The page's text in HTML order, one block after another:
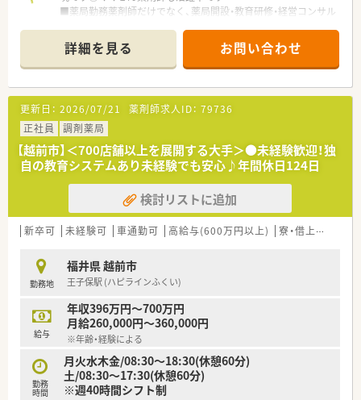
■薬局勤務薬剤師だけでなく、薬局開設・教育研修・経営コンサル
詳細を見る お問い合わせ
更新日： 2026/07/21 薬剤師求人ID： 79736
正社員
調剤薬局
【越前市】＜700店舗以上を展開する大手＞●未経験歓迎！独
自の教育システムあり未経験でも安心♪年間休日124日
検討リストに追加
新卒可 未経験可 車通勤可 高給与(600万円以上) 寮・借上社宅あり
勤務地
福井県 越前市
王子保駅 (ハピラインふくい)
給与
年収396万円～700万円
月給260,000円～360,000円
※年齢・経験による
勤務
時間
月火水木金/08:30～18:30(休憩60分)
土/08:30～17:30(休憩60分)
※週40時間シフト制